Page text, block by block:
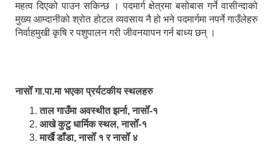
महत्व दिएको पाउन सकिन्छ । पदमार्ग क्षेत्रमा बसोबास गर्ने वासीन्दाको
मुख्य आम्दानीको श्रोत होटल व्यवसाय नै हो भने पदमार्गमा नपर्ने गाउँलेहरु
निर्वाहमुखी कृषि र पशुपालन गरी जीवनयापन गर्न बाध्य छन् ।
नासोँ गा.पा.मा भएका प्रर्यटकीय स्थलहरु
ताल गाउँमा अवस्थीत झर्ना, नासोँ-१
आखे कुटु धार्मिक स्थल, नासोँ-१
मार्खै डाँडा, नासोँ १ र नासोँ ४